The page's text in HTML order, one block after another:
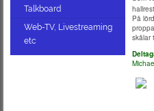
Talkboard
Web-TV, Livestreaming
etc
På
skålar